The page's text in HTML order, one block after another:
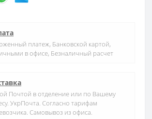
платеж, Банковской картой,
в офисе, Безналичный расчет
Почтой в отделение или по Вашему
УкрПочта. Согласно тарифам
Самовывоз из офиса.